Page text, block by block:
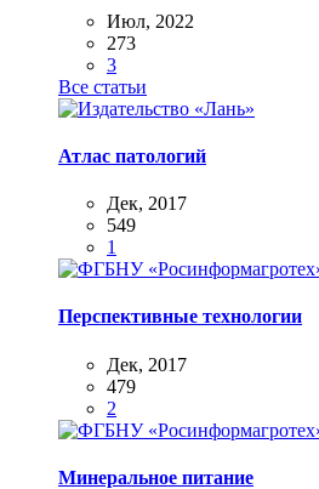
Июл, 2022
273
3
Все статьи
Атлас патологий
Дек, 2017
549
1
Перспективные технологии
Дек, 2017
479
2
Минеральное питание